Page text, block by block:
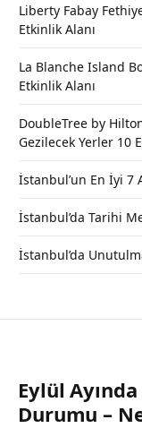
Liberty Fabay
Etkinlik Alanı
La Blanche Island
Etkinlik Alanı
DoubleTree by
Gezilecek Yerler 10
İstanbul’un En İyi 7
İstanbul’da Tarihi
İstanbul’da
Eylül
Durumu –